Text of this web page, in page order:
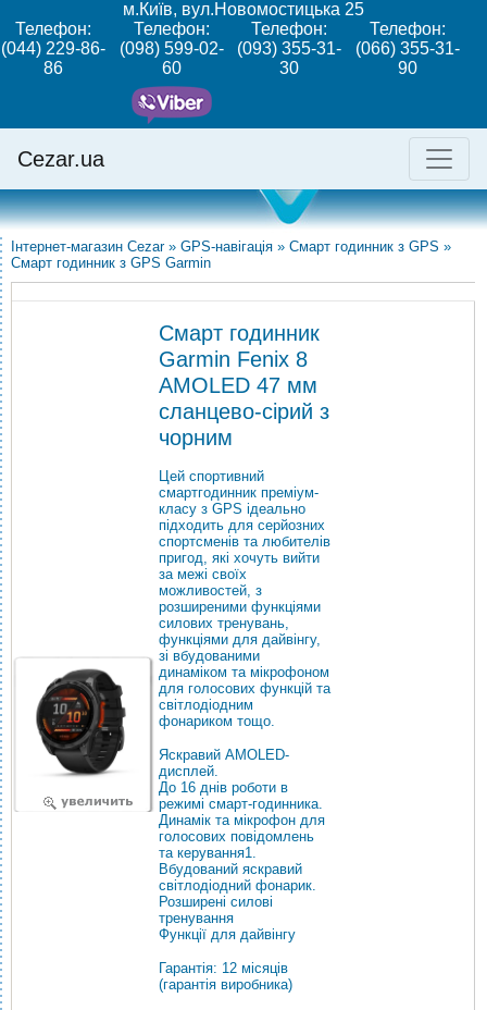
м.Київ, вул.Новомостицька 25
Телефон:
(044) 229-86-
86
Телефон:
(098) 599-02-
60
Телефон:
(093) 355-31-
30
Телефон:
(066) 355-31-
90
Cezar.ua
Інтернет-магазин Cezar » GPS-навігація » Смарт годинник з GPS »
Смарт годинник з GPS Garmin
Смарт годинник
Garmin Fenix ​​8
AMOLED 47 мм
сланцево-сірий з
чорним
Цей спортивний
смартгодинник преміум-
класу з GPS ідеально
підходить для серйозних
спортсменів та любителів
пригод, які хочуть вийти
за межі своїх
можливостей, з
розширеними функціями
силових тренувань,
функціями для дайвінгу,
зі вбудованими
динаміком та мікрофоном
для голосових функцій та
світлодіодним
фонариком тощо.
Яскравий AMOLED-
дисплей.
До 16 днів роботи в
режимі смарт-годинника.
Динамік та мікрофон для
голосових повідомлень
та керування1.
Вбудований яскравий
світлодіодний фонарик.
Розширені силові
тренування
Функції для дайвінгу
Гарантія: 12 місяців
(гарантія виробника)